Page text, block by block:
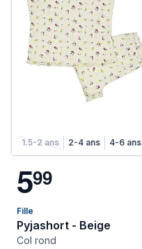
1.5-2 ans 2-4 ans 4-6 ans
599
Fille
Pyjashort - Beige
Col rond